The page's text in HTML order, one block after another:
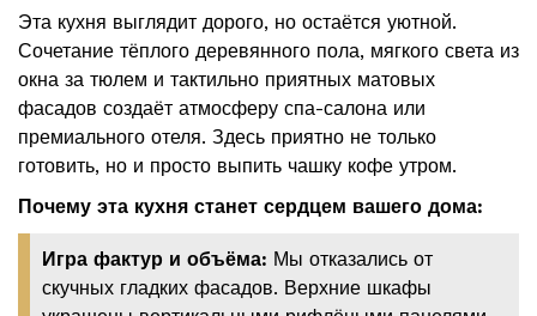
Эта кухня выглядит дорого, но остаётся уютной.
Сочетание тёплого деревянного пола, мягкого света из
окна за тюлем и тактильно приятных матовых
фасадов создаёт атмосферу спа-салона или
премиального отеля. Здесь приятно не только
готовить, но и просто выпить чашку кофе утром.
Почему эта кухня станет сердцем вашего дома:
Игра фактур и объёма: Мы отказались от
скучных гладких фасадов. Верхние шкафы